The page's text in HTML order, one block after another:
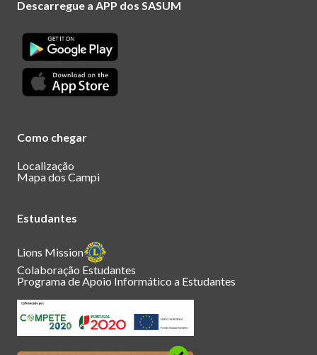
Descarregue a APP dos SASUM
Como chegar
Localização
Mapa dos Campi
Estudantes
Lions Mission
Colaboração Estudantes
Programa de Apoio Informático a Estudantes